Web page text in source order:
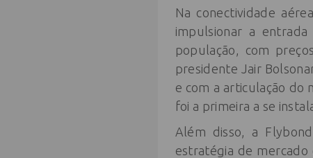
Na conectividade
impulsionar a
população, com
presidente Jair
e com a articulação do
foi a primeira a se
Além disso, a
estratégia de mercado